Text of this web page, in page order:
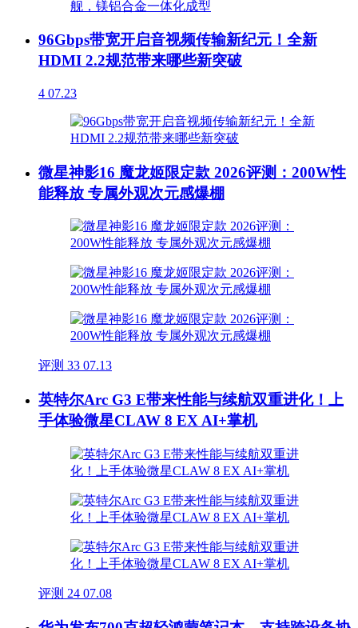
96Gbps带宽开启音视频传输新纪元！全新
HDMI 2.2规范带来哪些新突破
4 07.23
微星神影16 魔龙姬限定款 2026评测：200W性
能释放 专属外观次元感爆棚
评测 33 07.13
英特尔Arc G3 E带来性能与续航双重进化！上
手体验微星CLAW 8 EX AI+掌机
评测 24 07.08